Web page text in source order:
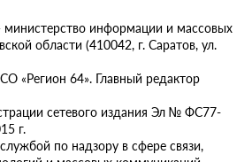
информации и массовых
области (410042, г. Саратов, ул.
«Регион 64». Главный редактор
сетевого издания Эл № ФС77-
г.
по надзору в сфере связи,